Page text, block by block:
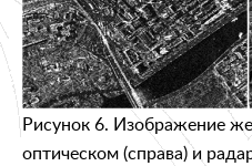
Рисунок 6. Изображение
оптическом (справа) и